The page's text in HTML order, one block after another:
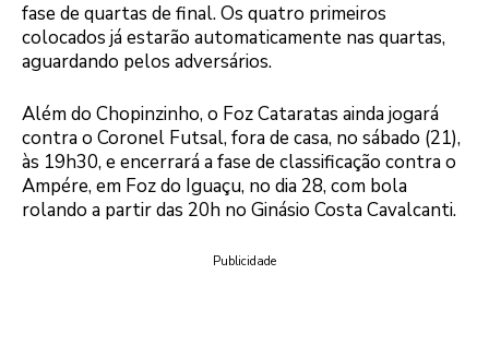
fase de quartas de final. Os quatro primeiros
colocados já estarão automaticamente nas quartas,
aguardando pelos adversários.
Além do Chopinzinho, o Foz Cataratas ainda jogará
contra o Coronel Futsal, fora de casa, no sábado (21),
às 19h30, e encerrará a fase de classificação contra o
Ampére, em Foz do Iguaçu, no dia 28, com bola
rolando a partir das 20h no Ginásio Costa Cavalcanti.
Publicidade